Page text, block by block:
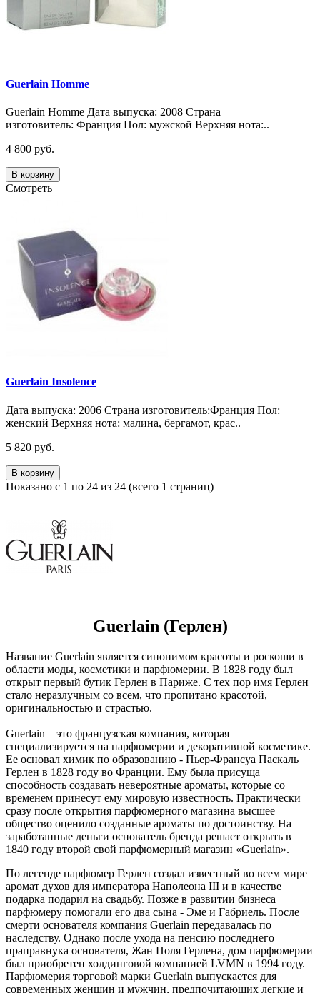
Guerlain Homme
Guerlain Homme Дата выпуска: 2008 Страна
изготовитель: Франция Пол: мужской Верхняя нота:..
4 800 руб.
В корзину
Смотреть
Guerlain Insolence
Дата выпуска: 2006 Страна изготовитель:Франция Пол:
женский Верхняя нота: малина, бергамот, крас..
5 820 руб.
В корзину
Показано с 1 по 24 из 24 (всего 1 страниц)
Guerlain (Герлен)
Название Guerlain является синонимом красоты и роскоши в
области моды, косметики и парфюмерии. В 1828 году был
открыт первый бутик Герлен в Париже. С тех пор имя Герлен
стало неразлучным со всем, что пропитано красотой,
оригинальностью и страстью.
Guerlain – это французская компания, которая
специализируется на парфюмерии и декоративной косметике.
Ее основал химик по образованию - Пьер-Франсуа Паскаль
Герлен в 1828 году во Франции. Ему была присуща
способность создавать невероятные ароматы, которые со
временем принесут ему мировую известность. Практически
сразу после открытия парфюмерного магазина высшее
общество оценило созданные ароматы по достоинству. На
заработанные деньги основатель бренда решает открыть в
1840 году второй свой парфюмерный магазин «Guerlain».
По легенде парфюмер Герлен создал известный во всем мире
аромат духов для императора Наполеона III и в качестве
подарка подарил на свадьбу. Позже в развитии бизнеса
парфюмеру помогали его два сына - Эме и Габриель. После
смерти основателя компания Guerlain передавалась по
наследству. Однако после ухода на пенсию последнего
праправнука основателя, Жан Поля Герлена, дом парфюмерии
был приобретен холдинговой компанией LVMN в 1994 году.
Парфюмерия торговой марки Guerlain выпускается для
современных женщин и мужчин, предпочитающих легкие и